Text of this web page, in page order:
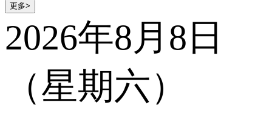
更多>
2026年8月8日
（星期六）